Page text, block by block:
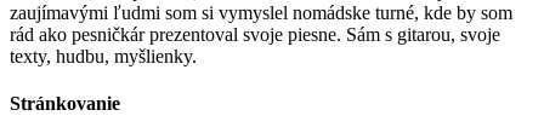
zaujímavými ľudmi som si vymyslel nomádske turné, kde by som
rád ako pesničkár prezentoval svoje piesne. Sám s gitarou, svoje
texty, hudbu, myšlienky.
Stránkovanie